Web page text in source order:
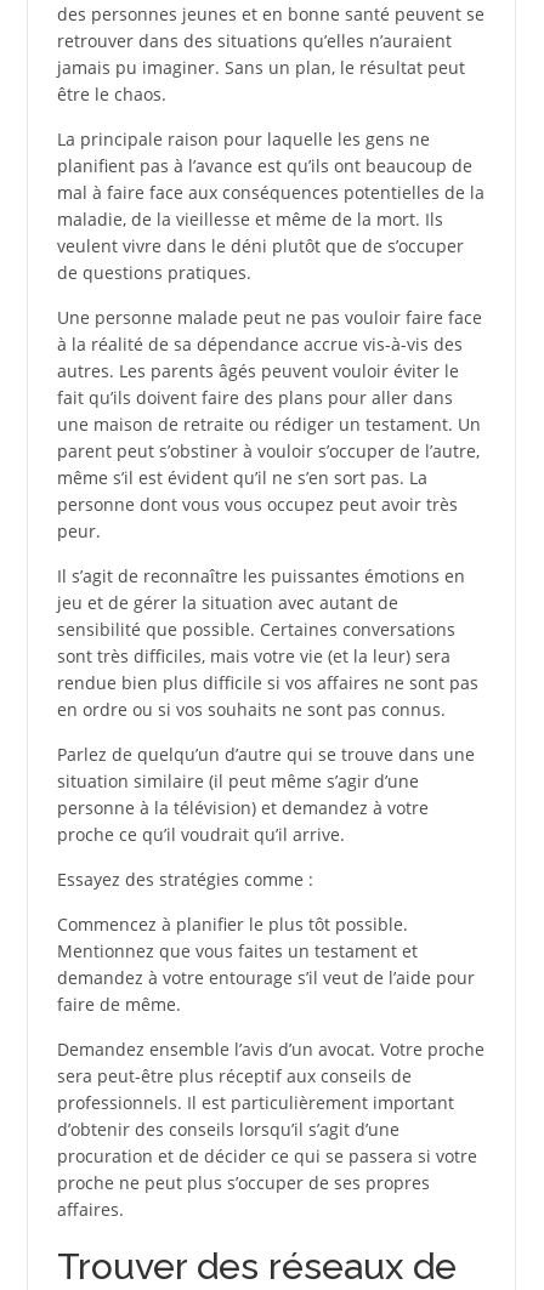
des personnes jeunes et en bonne santé peuvent se
retrouver dans des situations qu’elles n’auraient
jamais pu imaginer. Sans un plan, le résultat peut
être le chaos.
La principale raison pour laquelle les gens ne
planifient pas à l’avance est qu’ils ont beaucoup de
mal à faire face aux conséquences potentielles de la
maladie, de la vieillesse et même de la mort. Ils
veulent vivre dans le déni plutôt que de s’occuper
de questions pratiques.
Une personne malade peut ne pas vouloir faire face
à la réalité de sa dépendance accrue vis-à-vis des
autres. Les parents âgés peuvent vouloir éviter le
fait qu’ils doivent faire des plans pour aller dans
une maison de retraite ou rédiger un testament. Un
parent peut s’obstiner à vouloir s’occuper de l’autre,
même s’il est évident qu’il ne s’en sort pas. La
personne dont vous vous occupez peut avoir très
peur.
Il s’agit de reconnaître les puissantes émotions en
jeu et de gérer la situation avec autant de
sensibilité que possible. Certaines conversations
sont très difficiles, mais votre vie (et la leur) sera
rendue bien plus difficile si vos affaires ne sont pas
en ordre ou si vos souhaits ne sont pas connus.
Parlez de quelqu’un d’autre qui se trouve dans une
situation similaire (il peut même s’agir d’une
personne à la télévision) et demandez à votre
proche ce qu’il voudrait qu’il arrive.
Essayez des stratégies comme :
Commencez à planifier le plus tôt possible.
Mentionnez que vous faites un testament et
demandez à votre entourage s’il veut de l’aide pour
faire de même.
Demandez ensemble l’avis d’un avocat. Votre proche
sera peut-être plus réceptif aux conseils de
professionnels. Il est particulièrement important
d’obtenir des conseils lorsqu’il s’agit d’une
procuration et de décider ce qui se passera si votre
proche ne peut plus s’occuper de ses propres
affaires.
Trouver des réseaux de